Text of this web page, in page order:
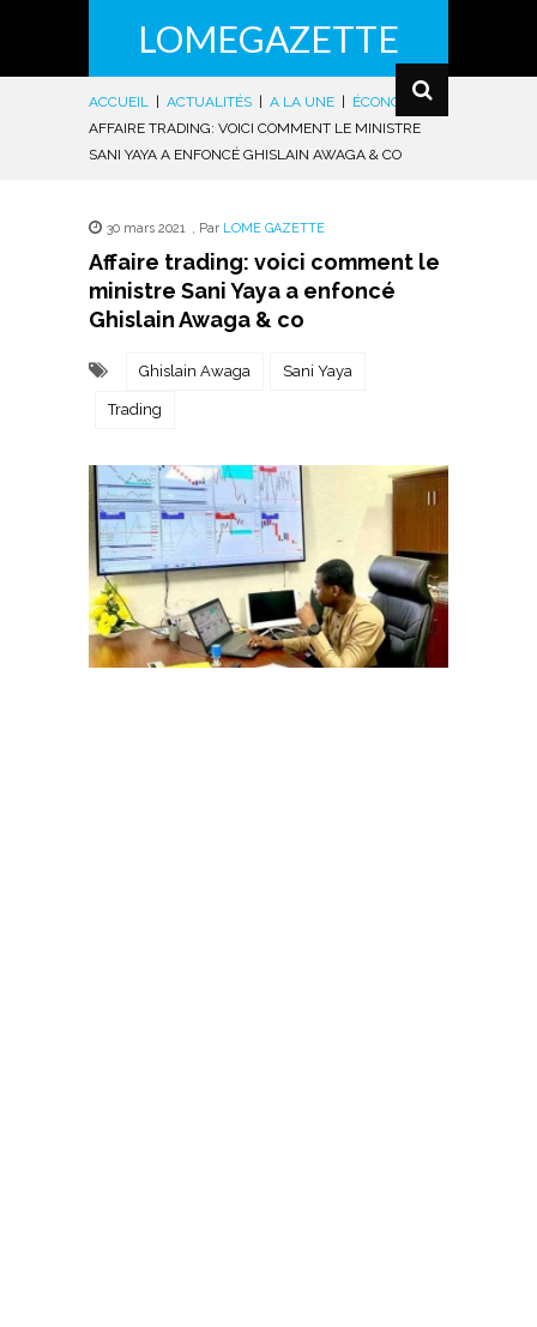
LOMEGAZETTE
ACCUEIL ACTUALITÉS A LA UNE ÉCONOMIE |
AFFAIRE TRADING: VOICI COMMENT LE MINISTRE
SANI YAYA A ENFONCÉ GHISLAIN AWAGA & CO
30 mars 2021 , Par LOME GAZETTE
Affaire trading: voici comment le
ministre Sani Yaya a enfoncé
Ghislain Awaga & co
Ghislain Awaga Sani Yaya
Trading